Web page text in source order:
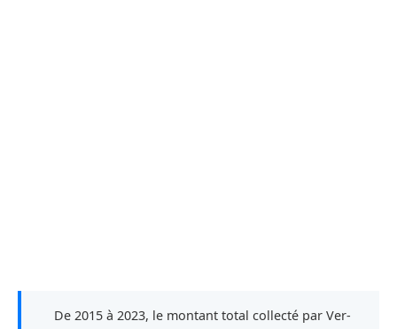
De 2015 à 2023, le montant total collecté par Ver-